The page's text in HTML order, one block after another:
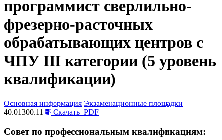
программист сверлильно-
фрезерно-расточных
обрабатывающих центров с
ЧПУ III категории (5 уровень
квалификации)
Основная информация Экзаменационные площадки
40.01300.11
Скачать PDF
Совет по профессиональным квалификациям: